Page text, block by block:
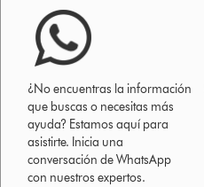
¿No encuentras la información
que buscas o necesitas más
ayuda? Estamos aquí para
asistirte. Inicia una
conversación de WhatsApp
con nuestros expertos.